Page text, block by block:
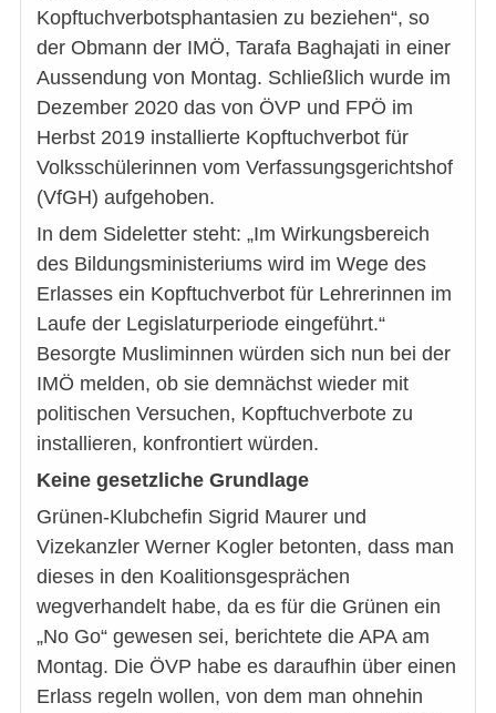
Kopftuchverbotsphantasien zu beziehen“, so
der Obmann der IMÖ, Tarafa Baghajati in einer
Aussendung von Montag. Schließlich wurde im
Dezember 2020 das von ÖVP und FPÖ im
Herbst 2019 installierte Kopftuchverbot für
Volksschülerinnen vom Verfassungsgerichtshof
(VfGH) aufgehoben.
In dem Sideletter steht: „Im Wirkungsbereich
des Bildungsministeriums wird im Wege des
Erlasses ein Kopftuchverbot für Lehrerinnen im
Laufe der Legislaturperiode eingeführt.“
Besorgte Musliminnen würden sich nun bei der
IMÖ melden, ob sie demnächst wieder mit
politischen Versuchen, Kopftuchverbote zu
installieren, konfrontiert würden.
Keine gesetzliche Grundlage
Grünen-Klubchefin Sigrid Maurer und
Vizekanzler Werner Kogler betonten, dass man
dieses in den Koalitionsgesprächen
wegverhandelt habe, da es für die Grünen ein
„No Go“ gewesen sei, berichtete die APA am
Montag. Die ÖVP habe es daraufhin über einen
Erlass regeln wollen, von dem man ohnehin